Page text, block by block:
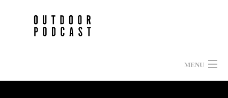
MENU